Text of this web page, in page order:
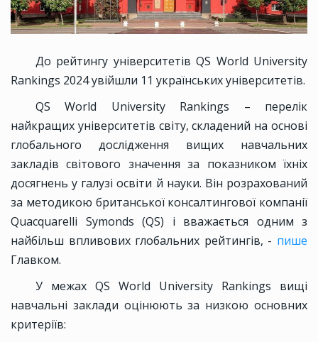
До рейтингу університетів QS World University
Rankings 2024 увійшли 11 українських університетів.
QS World University Rankings – перелік
найкращих університетів світу, складений на основі
глобального дослідження вищих навчальних
закладів світового значення за показником їхніх
досягнень у галузі освіти й науки. Він розрахований
за методикою британської консалтингової компанії
Quacquarelli Symonds (QS) і вважається одним з
найбільш впливових глобальних рейтингів, - пише
Главком.
У межах QS World University Rankings вищі
навчальні заклади оцінюють за низкою основних
критеріїв: